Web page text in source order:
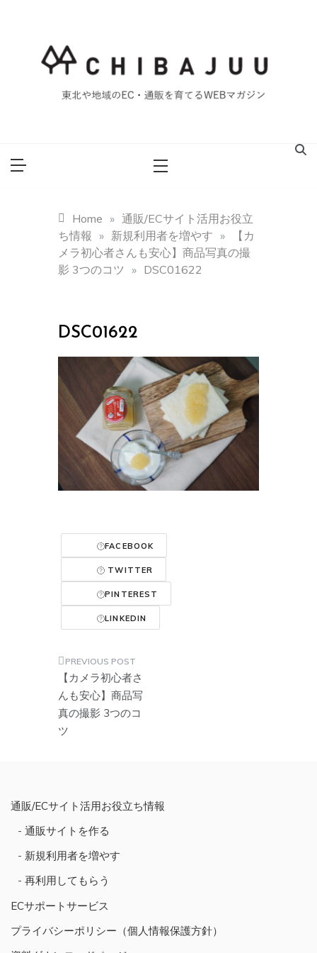
重ブログ
Home » 通販/ECサイト活用お役立
ち情報
» 新規利用者を増やす »
【カ
メラ初心者さんも安心】商品写真の撮
影 3つのコツ
» DSC01622
DSC01622
FACEBOOK
TWITTER
PINTEREST
LINKEDIN
投
稿
ナ
シ
ョ
【カメラ初心者さ
んも安心】商品写
真の撮影 3つのコ
ツ
通販/ECサイト活用お役立ち情報
通販サイトを作る
新規利用者を増やす
再利用してもらう
ECサポートサービス
プライバシーポリシー（個人情報保護方針）